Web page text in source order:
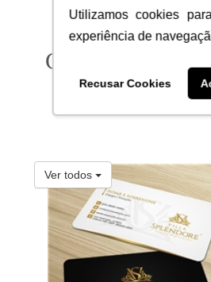
Utilizamos cookies
experiência de
Recusar Cookies
Ver todos
Confira milhares
dentro do seu